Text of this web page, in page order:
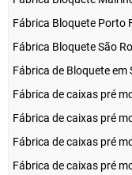
Fábrica Bloquete Porto
Fábrica Bloquete São
Fábrica de Bloquete em
Fábrica de caixas pré
Fábrica de caixas pré
Fábrica de caixas pré
Fábrica de caixas pré